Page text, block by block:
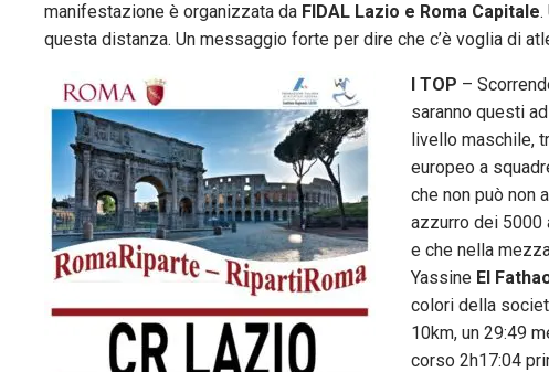
manifestazione è organizzata da FIDAL Lazio e Roma Capitale.
questa distanza. Un messaggio forte per dire che c’è voglia di
I TOP –
saranno questi
livello maschile,
europeo a
che non può non
azzurro dei 5000
e che nella
Yassine El
colori della
10km, un 29:49
corso 2h17:04